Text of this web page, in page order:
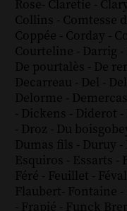
Rose- Claretie -
Collins - Comtesse
Coppée - Corday -
Courteline - Darrig -
De pourtalès - De
Decarreau - Del -
Delorme -
- Dickens - Diderot -
- Droz - Du
Dumas fils - Duruy -
Esquiros - Essarts -
Féré - Feuillet - Féval
Flaubert- Fontaine -
- Frapié - Funck